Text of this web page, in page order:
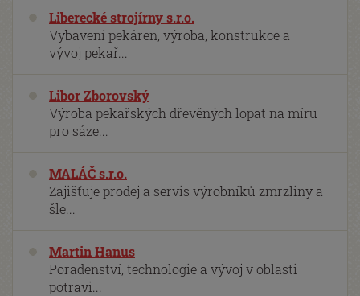
Liberecké strojírny s.r.o.
Vybavení pekáren, výroba, konstrukce a
vývoj pekař...
Libor Zborovský
Výroba pekařských dřevěných lopat na míru
pro sáze...
MALÁČ s.r.o.
Zajišťuje prodej a servis výrobníků zmrzliny a
šle...
Martin Hanus
Poradenství, technologie a vývoj v oblasti
potravi...